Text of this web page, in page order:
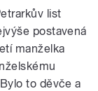
list
postavená
manželka
to děvče a